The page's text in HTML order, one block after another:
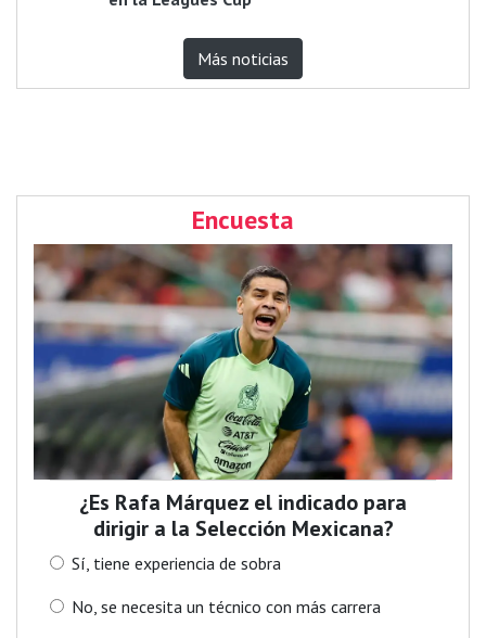
Más noticias
Encuesta
¿Es Rafa Márquez el indicado para
dirigir a la Selección Mexicana?
Sí, tiene experiencia de sobra
No, se necesita un técnico con más carrera